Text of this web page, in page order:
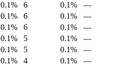
0.1% 6 0.1%
—
0.1% 6 0.1%
—
0.1% 6 0.1%
—
0.1% 5 0.1%
—
0.1% 5 0.1%
—
0.1% 4 0.1%
—